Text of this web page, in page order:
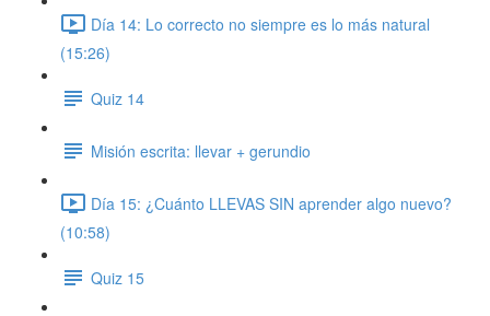
Día 14: Lo correcto no siempre es lo más natural
(15:26)
Quiz 14
Misión escrita: llevar + gerundio
Día 15: ¿Cuánto LLEVAS SIN aprender algo nuevo?
(10:58)
Quiz 15